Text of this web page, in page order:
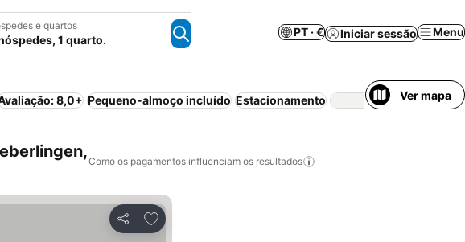
e quartos
1 quarto.
PT · € Iniciar sessão Menu
8,0+ Pequeno-almoço incluído Estacionamento Piscina
Ver mapa
Como os pagamentos influenciam os resultados
Partilhar
Adicionar aos favoritos